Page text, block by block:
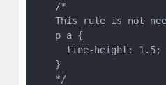
    /*
This rule is not
    p a {
      line-height: 1.5;
    }
    */